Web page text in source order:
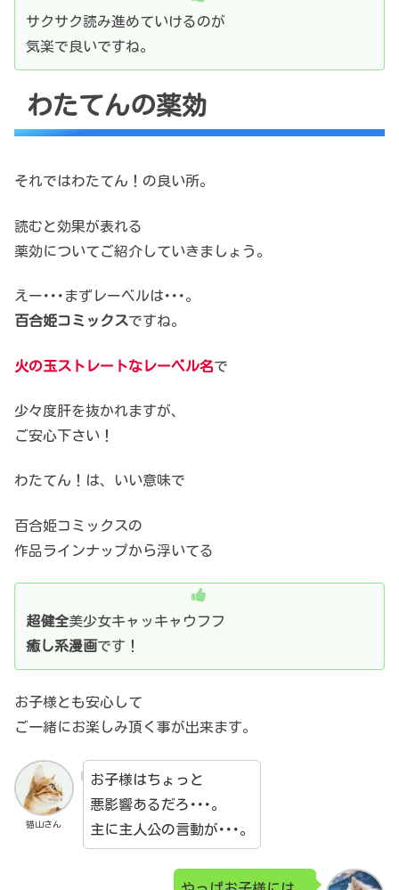
サクサク読み進めていけるのが
気楽で良いですね。
わたてんの薬効
それではわたてん！の良い所。
読むと効果が表れる
薬効についてご紹介していきましょう。
えー･･･まずレーベルは･･･。
百合姫コミックスですね。
火の玉ストレートなレーベル名で
少々度肝を抜かれますが、
ご安心下さい！
わたてん！は、いい意味で
百合姫コミックスの
作品ラインナップから浮いてる
超健全美少女キャッキャウフフ
癒し系漫画です！
お子様とも安心して
ご一緒にお楽しみ頂く事が出来ます。
猫山さん
お子様はちょっと
悪影響あるだろ･･･。
主に主人公の言動が･･･。